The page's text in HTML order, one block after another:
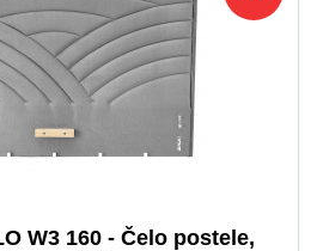
W3 160 - Čelo postele,